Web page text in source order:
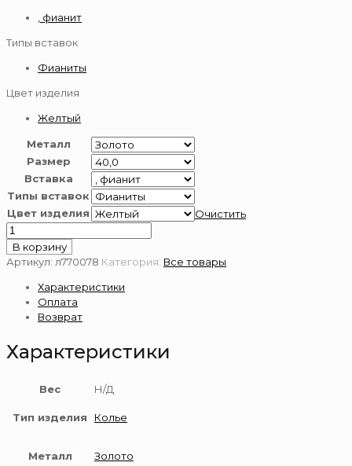
, фианит
Типы вставок
Фианиты
Цвет изделия
Желтый
Металл
Размер
Вставка
Типы вставок
Цвет изделия
Очистить
Количество
товара
Золотое
пробы
В корзину
Артикул: л770078 Категория: Все товары
Характеристики
Оплата
Возврат
Характеристики
Вес Н/Д
Тип изделия Колье
Металл Золото